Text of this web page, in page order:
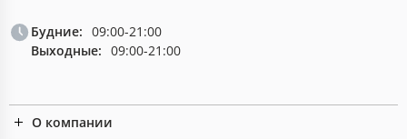
Будние: 09:00-21:00
Выходные: 09:00-21:00
О компании